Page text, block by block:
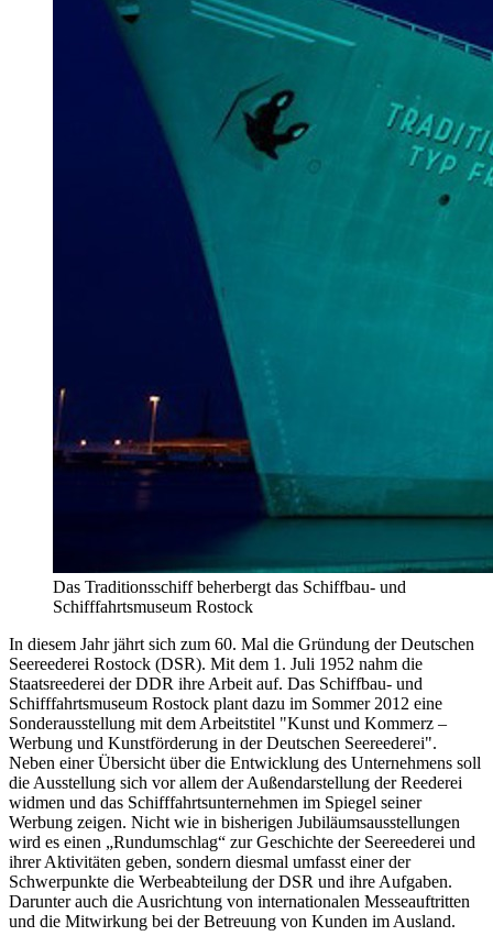
Das Traditionsschiff beherbergt das Schiffbau- und
Schifffahrtsmuseum Rostock
In diesem Jahr jährt sich zum 60. Mal die Gründung der Deutschen
Seereederei Rostock (DSR). Mit dem 1. Juli 1952 nahm die
Staatsreederei der DDR ihre Arbeit auf. Das Schiffbau- und
Schifffahrtsmuseum Rostock plant dazu im Sommer 2012 eine
Sonderausstellung mit dem Arbeitstitel "Kunst und Kommerz –
Werbung und Kunstförderung in der Deutschen Seereederei".
Neben einer Übersicht über die Entwicklung des Unternehmens soll
die Ausstellung sich vor allem der Außendarstellung der Reederei
widmen und das Schifffahrtsunternehmen im Spiegel seiner
Werbung zeigen. Nicht wie in bisherigen Jubiläumsausstellungen
wird es einen „Rundumschlag“ zur Geschichte der Seereederei und
ihrer Aktivitäten geben, sondern diesmal umfasst einer der
Schwerpunkte die Werbeabteilung der DSR und ihre Aufgaben.
Darunter auch die Ausrichtung von internationalen Messeauftritten
und die Mitwirkung bei der Betreuung von Kunden im Ausland.